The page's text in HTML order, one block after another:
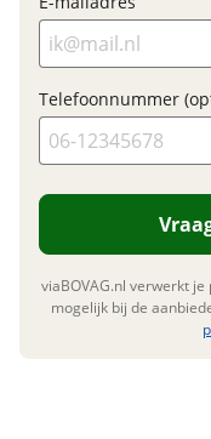
Fabrieksgarantie
Telefoonnummer
viaBOVAG.nl verwerkt
mogelijk bij de